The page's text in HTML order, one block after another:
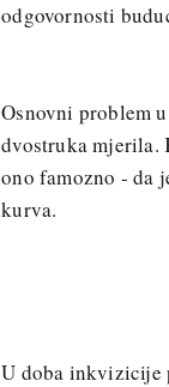
odgovornosti
Osnovni problem
dvostruka mjerila.
ono famozno - da
kurva.
U doba inkvizicije